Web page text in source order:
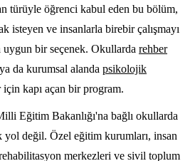
türüyle öğrenci kabul eden bu bölüm,
isteyen ve insanlarla birebir çalışmayı
bir seçenek. Okullarda rehber
da kurumsal alanda psikolojik
kapı açan bir program.
Eğitim Bakanlığı'na bağlı okullarda
değil. Özel eğitim kurumları, insan
merkezleri ve sivil toplum